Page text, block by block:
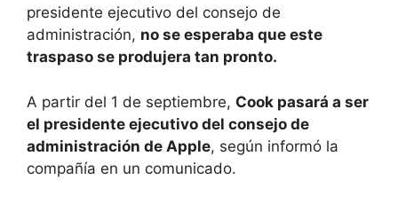
presidente ejecutivo del consejo de
administración, no se esperaba que este
traspaso se produjera tan pronto.
A partir del 1 de septiembre, Cook pasará a ser
el presidente ejecutivo del consejo de
administración de Apple, según informó la
compañía en un comunicado.